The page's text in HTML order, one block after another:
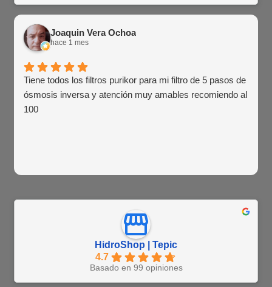
Joaquin Vera Ochoa
hace 1 mes
Tiene todos los filtros purikor para mi filtro de 5 pasos de
ósmosis inversa y atención muy amables recomiendo al
100
HidroShop | Tepic
4.7
Basado en 99 opiniones